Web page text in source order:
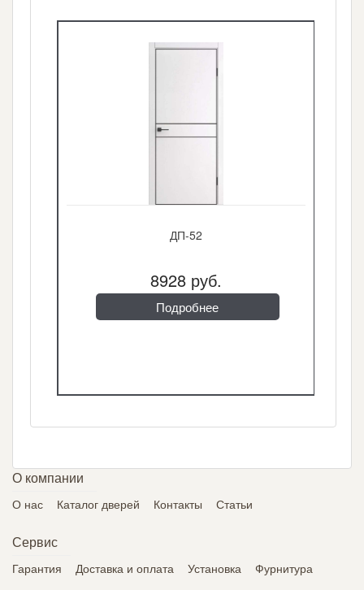
ДП-52
8928 руб.
Подробнее
О компании
О нас Каталог дверей Контакты Статьи
Сервис
Гарантия Доставка и оплата Установка Фурнитура